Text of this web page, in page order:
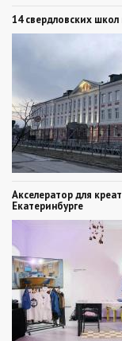
14 свердловских
Акселератор для
Екатеринбурге